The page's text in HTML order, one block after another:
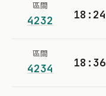
區間
4232 18:24
區間
4234 18:36